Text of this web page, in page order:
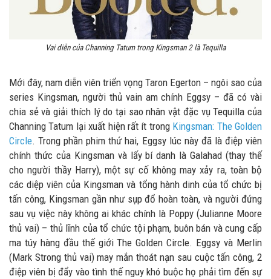
Vai diễn của Channing Tatum trong Kingsman 2 là Tequilla
Mới đây, nam diễn viên triển vọng Taron Egerton – ngôi sao của
series Kingsman, người thủ vain am chính Eggsy – đã có vài
chia sẻ và giải thích lý do tại sao nhân vật đặc vụ Tequilla của
Channing Tatum lại xuất hiện rất ít trong Kingsman: The Golden
Circle. Trong phần phim thứ hai, Eggsy lúc này đã là điệp viên
chính thức của Kingsman và lấy bí danh là Galahad (thay thế
cho người thầy Harry), một sự cố không may xảy ra, toàn bộ
các diệp viên của Kingsman và tổng hành dinh của tổ chức bị
tấn công, Kingsman gần như sụp đổ hoàn toàn, và người đứng
sau vụ việc này không ai khác chính là Poppy (Julianne Moore
thủ vai) – thủ lĩnh của tổ chức tội phạm, buôn bán và cung cấp
ma túy hàng đầu thế giới The Golden Circle. Eggsy và Merlin
(Mark Strong thủ vai) may mắn thoát nạn sau cuộc tấn công, 2
điệp viên bị đẩy vào tình thế nguy khó buộc họ phải tìm đến sự